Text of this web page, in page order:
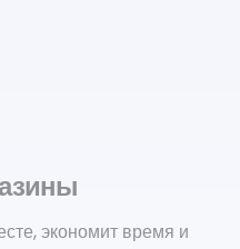
экономит время и